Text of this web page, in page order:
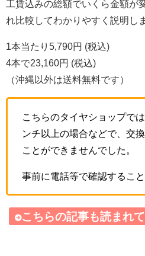
工賃込みの総額でいくら金額が
れ比較してわかりやすく説明し
1本当たり5,790円 (税込)
4本で23,160円 (税込)
（沖縄以外は送料無料です）
こちらのタイヤショップで
ンチ以上の場合などで、交
ことができませんでした。
事前に電話等で確認するこ
こちらの記事も読まれて